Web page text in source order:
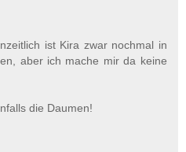
ist Kira zwar nochmal in
aber ich mache mir da keine
die Daumen!